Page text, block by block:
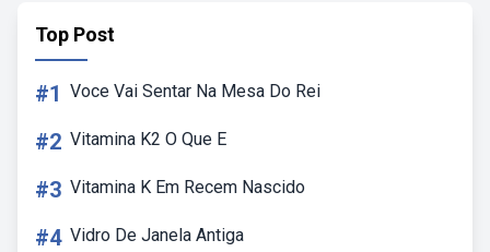
Top Post
#1 Voce Vai Sentar Na Mesa Do Rei
#2 Vitamina K2 O Que E
#3 Vitamina K Em Recem Nascido
#4 Vidro De Janela Antiga